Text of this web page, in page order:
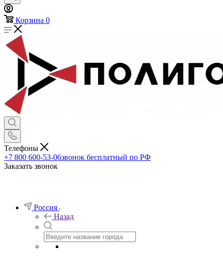
Корзина 0
Телефоны
+7 800 600-53-06звонок бесплатный по РФ
Заказать звонок
Россия
Назад